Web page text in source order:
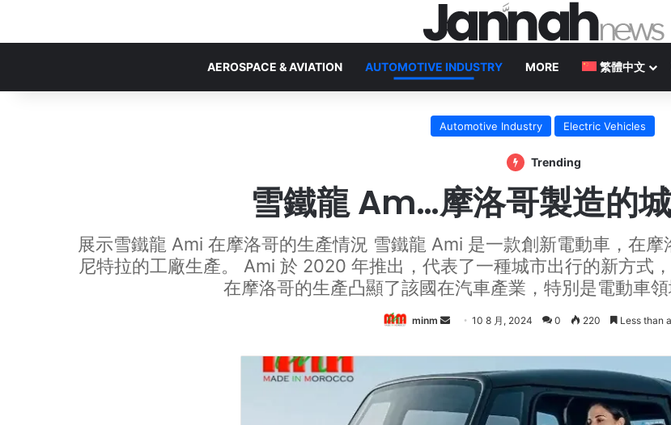
AEROSPACE & AVIATION AUTOMOTIVE INDUSTRY MORE 繁體中文
Automotive Industry Electric Vehicles
Trending
雪鐵龍 Am…摩洛哥製造的
展示雪鐵龍 Ami 在摩洛哥的生產情況 雪鐵龍 Ami 是一款創新電動車，在
尼特拉的工廠生產。 Ami 於 2020 年推出，代表了一種城市出行的新方式
在摩洛哥的生產凸顯了該國在汽車產業，特別是電動車領
minm
Send
email
10 8 月, 2024 0 220 Less than